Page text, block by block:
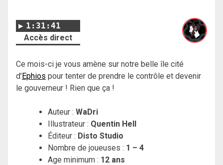
1:31:41
Accès direct
Ce mois-ci je vous amène sur notre belle île cité
d’Ephios pour tenter de prendre le contrôle et devenir
le gouverneur ! Rien que ça !
Auteur : WaDri
Illustrateur : Quentin Hell
Éditeur : Disto Studio
Nombre de joueuses : 1 – 4
Age minimum : 12 ans